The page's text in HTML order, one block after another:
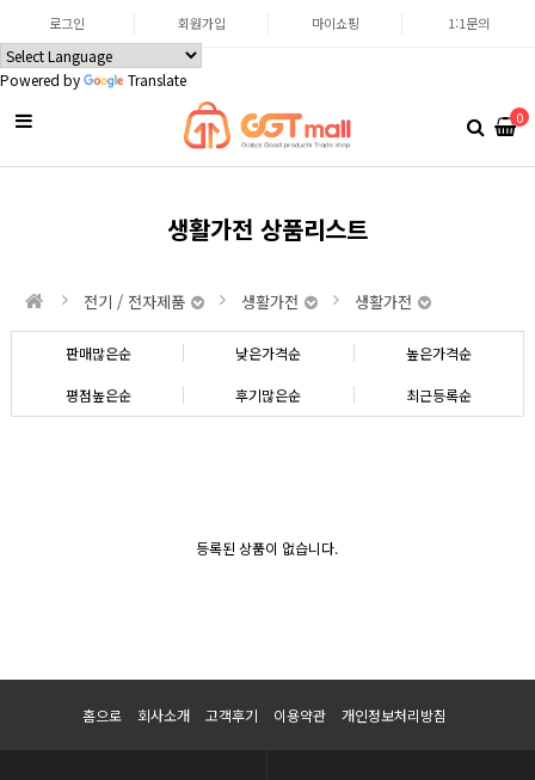
Powered by Translate
로그인 회원가입 마이쇼핑 1:1문의
0
생활가전 상품리스트
전기 / 전자제품 생활가전 생활가전
판매많은순 낮은가격순 높은가격순
평점높은순 후기많은순 최근등록순
등록된 상품이 없습니다.
홈으로 회사소개 고객후기 이용약관 개인정보처리방침